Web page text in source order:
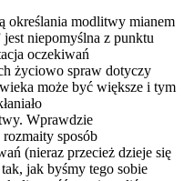
określania modlitwy mianem
jest niepomyślna z punktu
oczekiwań
życiowo spraw dotyczy
może być większe i tym
Wprawdzie
sposób
(nieraz przecież dzieje się
jak byśmy tego sobie